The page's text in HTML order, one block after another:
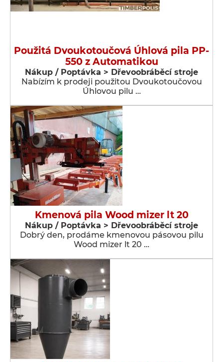
Použitá Dvoukotoučová Úhlová pila PP-
550 z Automatikou
Nákup / Poptávka > Dřevoobráběcí stroje
Nabízím k prodeji použitou Dvoukotoučovou
Úhlovou pilu …
Kmenová pila Wood mizer lt 20
Nákup / Poptávka > Dřevoobráběcí stroje
Dobrý den, prodáme kmenovou pásovou pilu
Wood mizer lt 20 …